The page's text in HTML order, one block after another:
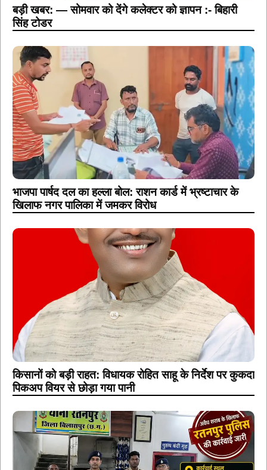
भाजपा पार्षद दल का हल्ला बोल: राशन कार्ड में भ्रष्टाचार के
खिलाफ नगर पालिका में जमकर विरोध
किसानों को बड़ी राहत: विधायक रोहित साहू के निर्देश पर कुकदा
पिकअप वियर से छोड़ा गया पानी